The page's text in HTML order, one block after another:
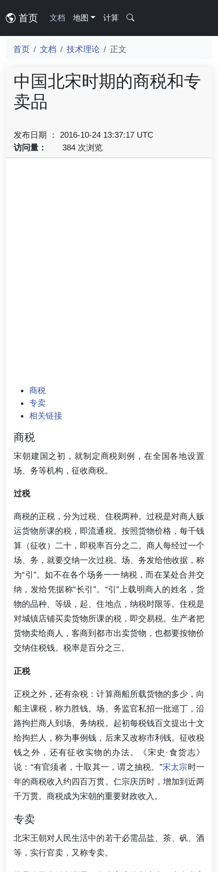
首页 文档 地图 计算
首页 文档 技术理论 正文
中国北宋时期的商税和专
卖品
发布日期 ： 2016-10-24 13:37:17 UTC
访问量：
384 次浏览
商税
专卖
相关链接
商税
宋朝建国之初，就制定商税则例，在全国各地设置
场、务等机构，征收商税。
过税
商税的正税，分为过税、住税两种。过税是对商人贩
运货物所课的税，即流通税。按照货物价格，每千钱
算（征收）二十，即税率百分之二。商人每经过一个
场、务，就要交纳一次过税。场、务发给他收据，称
为“引”。如不在各个场务一一纳税，而在某处合并交
纳，发给凭据称“长引”。“引”上载明商人的姓名，货
物的品种、等级，起、住地点，纳税时限等。住税是
对城镇店铺买卖货物所课的税，即交易税。生产者把
货物卖给商人，客商到都市出卖货物，也都要按物价
交纳住税钱。税率是百分之三。
正税
正税之外，还有杂税：计算商船所载货物的多少，向
船主课税，称力胜钱。场、务监官私招一批巡丁，沿
路拘拦商人到场、务纳税。起初每税钱百文提出十文
给拘拦人，称为事例钱，后来又改称市利钱。征收税
钱之外，还有征收实物的办法。《宋史·食货志》
说：“有官须者，十取其一，谓之抽税。”宋太宗时一
年的商税收入约四百万贯。仁宗庆历时，增加到近两
千万贯。商税成为宋朝的重要财政收入。
专卖
北宋王朝对人民生活中的若干必需品盐、茶、矾、酒
等，实行官卖，又称专卖。